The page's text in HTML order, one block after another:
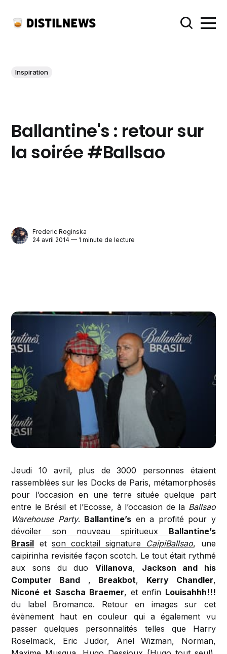
Inspiration
Ballantine's : retour sur
la soirée #Ballsao
Frederic Roginska
24 avril 2014 — 1 minute de lecture
Jeudi 10 avril, plus de 3000 personnes étaient
rassemblées sur les Docks de Paris, métamorphosés
pour l’occasion en une terre située quelque part
entre le Brésil et l’Ecosse, à l’occasion de la Ballsao
Warehouse Party. Ballantine’s en a profité pour y
dévoiler son nouveau spiritueux Ballantine’s
Brasil et son cocktail signature CaipiBallsao, une
caipirinha revisitée façon scotch. Le tout était rythmé
aux sons du duo Villanova, Jackson and his
Computer Band , Breakbot, Kerry Chandler,
Niconé et Sascha Braemer, et enfin Louisahhh!!!
du label Bromance. Retour en images sur cet
évènement haut en couleur qui a également vu
passer quelques personnalités telles que Harry
Roselmack, Eric Judor, Ariel Wizman, Norman,